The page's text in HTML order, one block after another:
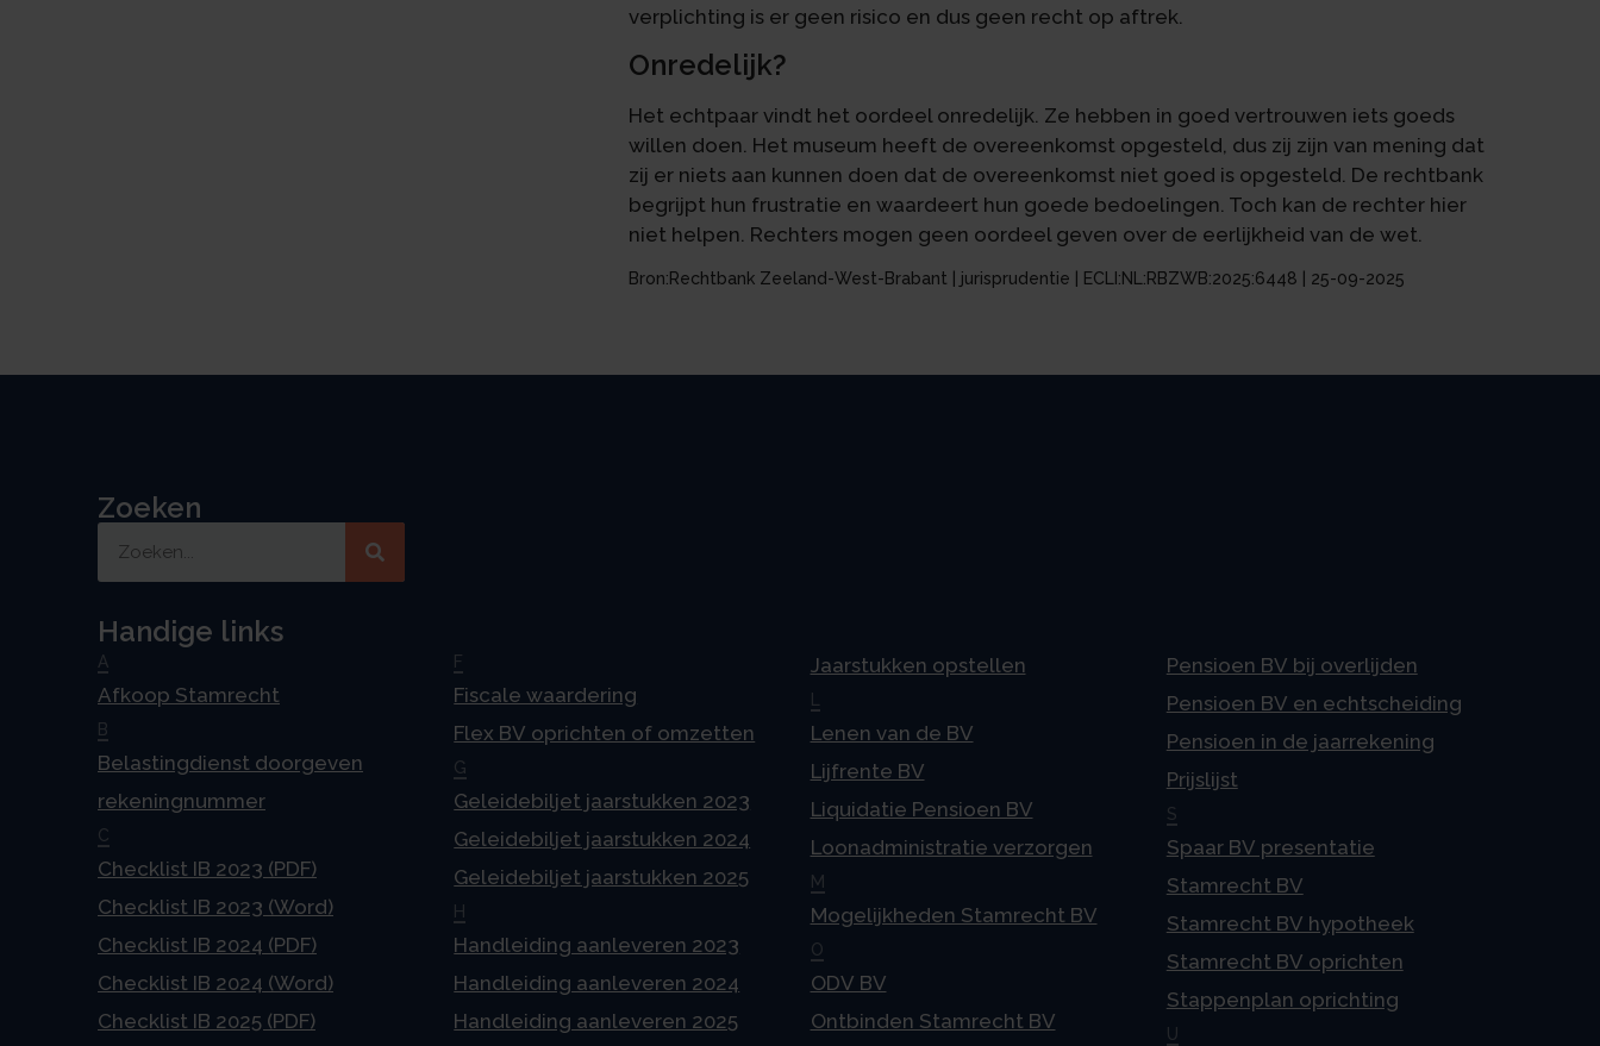
verplichting is er geen risico en dus geen recht op aftrek.
Onredelijk?
Het echtpaar vindt het oordeel onredelijk. Ze hebben in goed vertrouwen iets goeds
willen doen. Het museum heeft de overeenkomst opgesteld, dus zij zijn van mening dat
zij er niets aan kunnen doen dat de overeenkomst niet goed is opgesteld. De rechtbank
begrijpt hun frustratie en waardeert hun goede bedoelingen. Toch kan de rechter hier
niet helpen. Rechters mogen geen oordeel geven over de eerlijkheid van de wet.
Bron:Rechtbank Zeeland-West-Brabant | jurisprudentie | ECLI:NL:RBZWB:2025:6448 | 25-09-2025
Zoeken
Handige links
A
Afkoop Stamrecht
B
Belastingdienst doorgeven
rekeningnummer
C
Checklist IB 2023 (PDF)
Checklist IB 2023 (Word)
Checklist IB 2024 (PDF)
Checklist IB 2024 (Word)
Checklist IB 2025 (PDF)
F
Fiscale waardering
Flex BV oprichten of omzetten
G
Geleidebiljet jaarstukken 2023
Geleidebiljet jaarstukken 2024
Geleidebiljet jaarstukken 2025
H
Handleiding aanleveren 2023
Handleiding aanleveren 2024
Handleiding aanleveren 2025
Jaarstukken opstellen
L
Lenen van de BV
Lijfrente BV
Liquidatie Pensioen BV
Loonadministratie verzorgen
M
Mogelijkheden Stamrecht BV
O
ODV BV
Ontbinden Stamrecht BV
Pensioen BV bij overlijden
Pensioen BV en echtscheiding
Pensioen in de jaarrekening
Prijslijst
S
Spaar BV presentatie
Stamrecht BV
Stamrecht BV hypotheek
Stamrecht BV oprichten
Stappenplan oprichting
U